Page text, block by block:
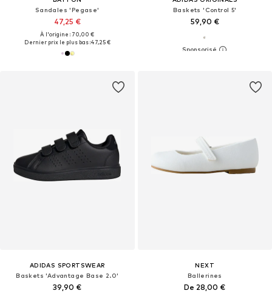
Sandales 'Pegase'
47,25 €
À l'origine : 70,00 €
Dernier prix le plus bas :47,25 €
Baskets 'Control 5'
59,90 €
ADIDAS SPORTSWEAR
Baskets 'Advantage Base 2.0'
39,90 €
NEXT
Ballerines
De 28,00 €